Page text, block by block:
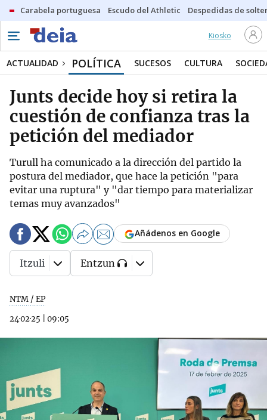
Carabela portuguesa Escudo del Athletic Despedidas de
Kiosko
ACTUALIDAD POLÍTICA SUCESOS CULTURA
Junts decide hoy si retira la
cuestión de confianza tras la
petición del mediador
Turull ha comunicado a la dirección del partido la
postura del mediador, que hace la petición "para
evitar una ruptura" y "dar tiempo para materializar
temas muy avanzados"
NTM / EP
24·02·25
09:05
Añádenos en Google
Itzuli Entzun